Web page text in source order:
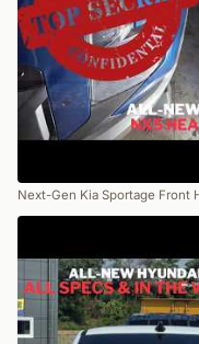
Next-Gen Kia Sportage Front